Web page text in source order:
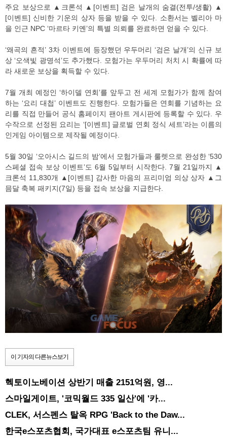
주요 보상으로 ▲크론석 ▲[이벤트] 검은 날개의 숨결(전투/생활) ▲
[이벤트] 신비한 기운의 상자 등을 받을 수 있다. 소환서는 벨리아 마
을 인근 NPC ‘마르타 키옌’의 특별 의뢰를 완료하면 얻을 수 있다.
‘왜곡의 흔적’ 3차 이벤트에 등장했던 우두머리 ‘검은 날개’의 신규 보
상 ‘오색빛 광명석’도 추가했다. 모험가는 우두머리 처치 시 확률에 따
라 새로운 보상을 획득할 수 있다.
7월 개최 예정인 ‘하이델 연회’를 앞두고 전 세계 모험가가 함께 참여
하는 ‘요리 대첩’ 이벤트도 진행한다. 모험가들은 연회를 기념하는 요
리를 직접 만들어 공식 홈페이지 팬아트 게시판에 등록할 수 있다. 우
수작으로 선정된 요리는 ‘[이벤트] 글로벌 연회 정식 세트’라는 이름의
인게임 아이템으로 제작될 예정이다.
5월 30일 ‘오아시스 길드의 밤’에서 모험가들과 룰렛으로 완성한 ‘530
스페셜 접속 보상 이벤트’도 6월 5일부터 시작한다. 7월 21일까지 ▲
크론석 11,830개 ▲[이벤트] 감사한 마음의 프리미엄 의상 상자 ▲그
믐달 축복 패키지(7일) 등을 접속 보상을 지급한다.
이 기자의 다른뉴스보기
헥토이노베이션 상반기 매출 2151억원, 영...
스마일게이트, '코믹월드 335 일산'에 '카...
CLEK, 서스펜스 탈옥 RPG 'Back to the Daw...
한국e스포츠협회, 국가대표 e스포츠팀 유니...